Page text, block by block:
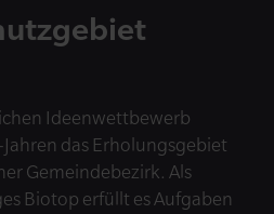
Ideenwettbewerb
das Erholungsgebiet
Gemeindebezirk. Als
Biotop erfüllt es Aufgaben